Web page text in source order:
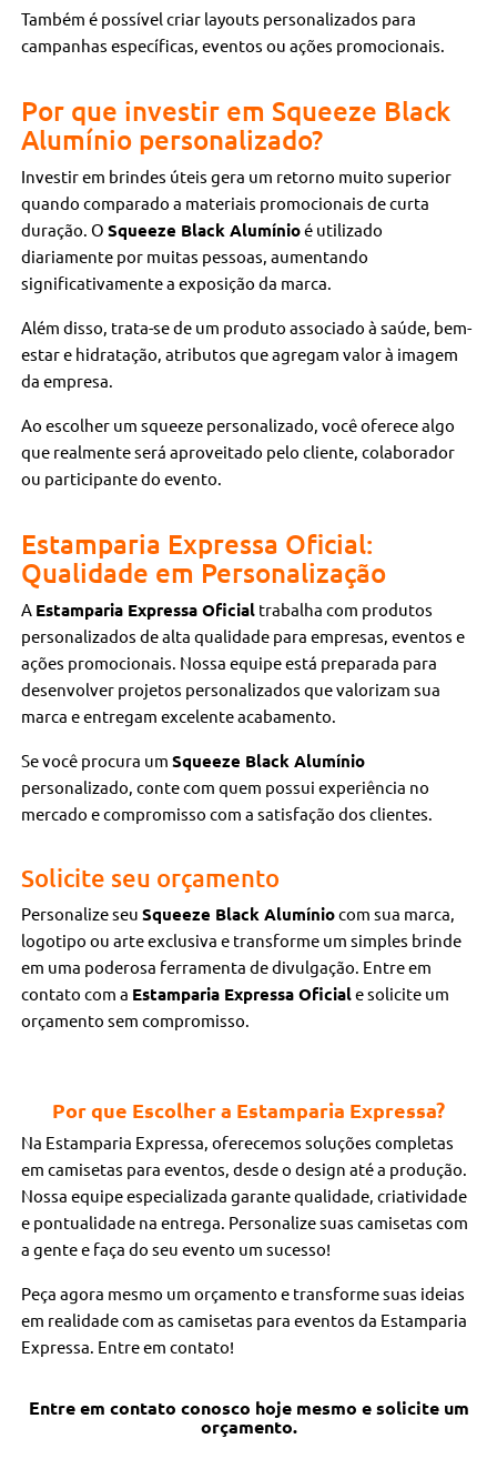
Também é possível criar layouts personalizados para
campanhas específicas, eventos ou ações promocionais.
Por que investir em Squeeze Black
Alumínio personalizado?
Investir em brindes úteis gera um retorno muito superior
quando comparado a materiais promocionais de curta
duração. OSqueeze Black Alumínioé utilizado
diariamente por muitas pessoas, aumentando
significativamente a exposição da marca.
Além disso, trata-se de um produto associado à saúde, bem-
estar e hidratação, atributos que agregam valor à imagem
da empresa.
Ao escolher um squeeze personalizado, você oferece algo
que realmente será aproveitado pelo cliente, colaborador
ou participante do evento.
Estamparia Expressa Oficial:
Qualidade em Personalização
A Estamparia Expressa Oficial trabalha com produtos
personalizados de alta qualidade para empresas, eventos e
ações promocionais. Nossa equipe está preparada para
desenvolver projetos personalizados que valorizam sua
marca e entregam excelente acabamento.
Se você procura umSqueeze Black Alumínio
personalizado, conte com quem possui experiência no
mercado e compromisso com a satisfação dos clientes.
Solicite seu orçamento
Personalize seuSqueeze Black Alumíniocom sua marca,
logotipo ou arte exclusiva e transforme um simples brinde
em uma poderosa ferramenta de divulgação. Entre em
contato com a Estamparia Expressa Oficiale solicite um
orçamento sem compromisso.
Por que Escolher a Estamparia Expressa?
Na Estamparia Expressa, oferecemos soluções completas
em camisetas para eventos, desde o design até a produção.
Nossa equipe especializada garante qualidade, criatividade
e pontualidade na entrega. Personalize suas camisetas com
a gente e faça do seu evento um sucesso!
Peça agora mesmo um orçamento e transforme suas ideias
em realidade com as camisetas para eventos da Estamparia
Expressa. Entre em contato!
Entre em contato conosco hoje mesmo e solicite um
orçamento.